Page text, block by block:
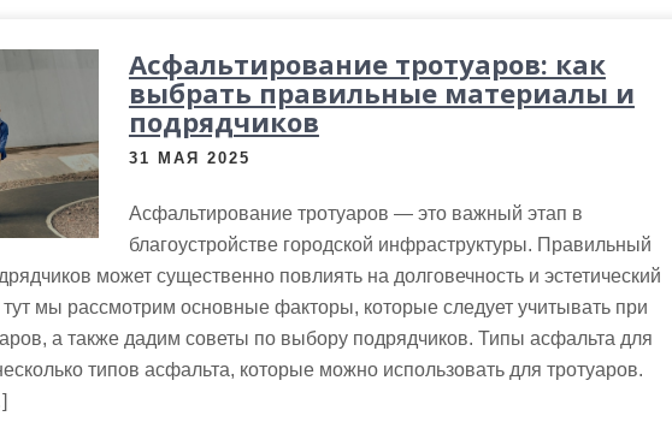
Асфальтирование тротуаров: как
выбрать правильные материалы и
подрядчиков
31 МАЯ 2025
Асфальтирование тротуаров — это важный этап в
благоустройстве городской инфраструктуры. Правильный
может существенно повлиять на долговечность и эстетический
мы рассмотрим основные факторы, которые следует учитывать при
а также дадим советы по выбору подрядчиков. Типы асфальта для
типов асфальта, которые можно использовать для тротуаров.